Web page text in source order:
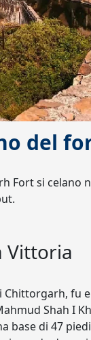
del
Fort si celano
Vittoria
fu
Shah I
base di 47